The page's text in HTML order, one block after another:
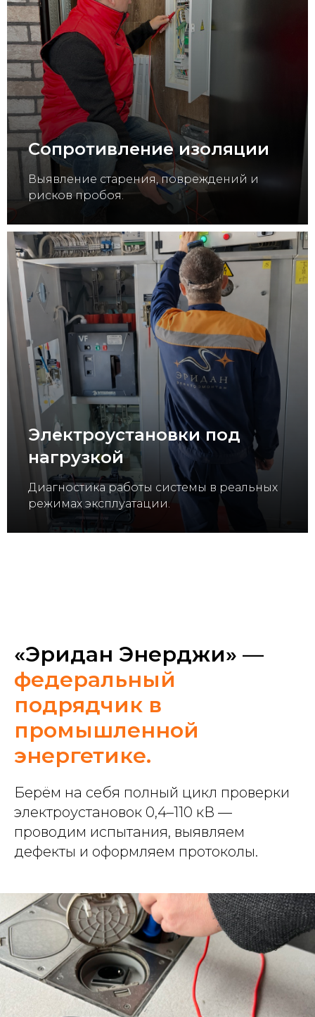
Сопротивление изоляции
Выявление старения, повреждений и
рисков пробоя.
Электроустановки под
нагрузкой
Диагностика работы системы в реальных
режимах эксплуатации.
«Эридан Энерджи» —
федеральный
подрядчик в
промышленной
энергетике.
Берём на себя полный цикл проверки
электроустановок 0,4–110 кВ —
проводим испытания, выявляем
дефекты и оформляем протоколы.